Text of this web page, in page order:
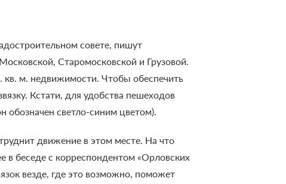
совете, пишут
Старомосковской и Грузовой.
кв. м. недвижимости. Чтобы обеспечить
Кстати, для удобства пешеходов
обозначен светло-синим цветом).
движение в этом месте. На что
в беседе с корреспондентом «Орловских
везде, где это возможно, поможет